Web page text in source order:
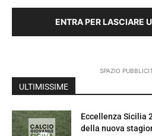
ENTRA PER LASCIARE
SPAZIO
ULTIMISSIME
Eccellenza Sicilia
della nuova